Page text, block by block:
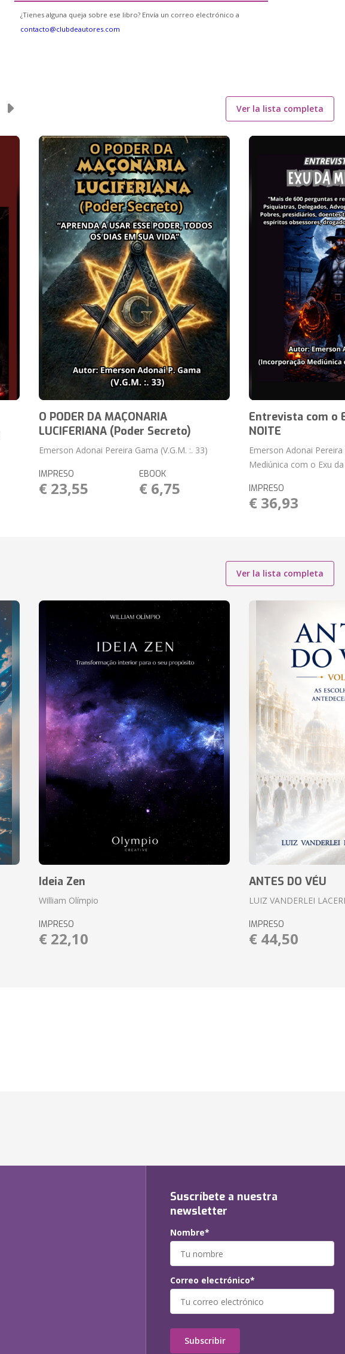
¿Tienes alguna queja sobre ese libro? Envía un correo electrónico a
contacto@clubdeautores.com
Ver la lista completa
O PODER DA MAÇONARIA
LUCIFERIANA (Poder Secreto)
Emerson Adonai Pereira Gama (V.G.M. :. 33)
IMPRESO
€ 23,55
EBOOK
€ 6,75
Entrevista com o
NOITE
Emerson Adonai
Mediúnica com o Exu
IMPRESO
€ 36,93
Ver la lista completa
Ideia Zen
William Olímpio
IMPRESO
€ 22,10
ANTES DO VÉU
LUIZ VANDERLEI
IMPRESO
€ 44,50
Suscríbete a nuestra
newsletter
Nombre*
Correo electrónico*
Subscribir